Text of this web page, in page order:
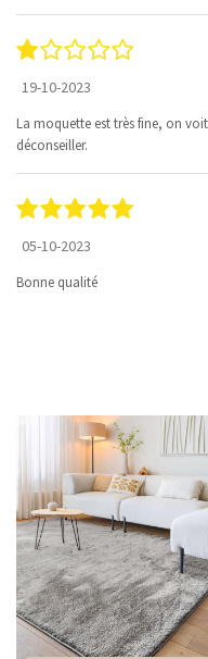
19-10-2023
La moquette est très fine, on
déconseiller.
05-10-2023
Bonne qualité